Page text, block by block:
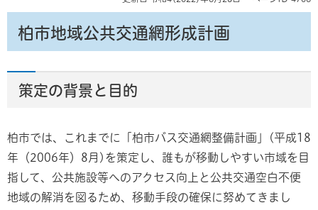
柏市地域公共交通網形成計画
策定の背景と目的
柏市では、これまでに「柏市バス交通網整備計画」(平成18
年（2006年）8月)を策定し、誰もが移動しやすい市域を目
指して、公共施設等へのアクセス向上と公共交通空白不便
地域の解消を図るため、移動手段の確保に努めてきまし